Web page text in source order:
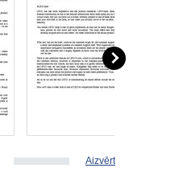
Aizvērt